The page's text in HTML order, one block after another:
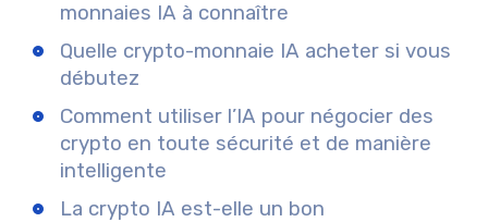
monnaies IA à connaître
Quelle crypto-monnaie IA acheter si vous
débutez
Comment utiliser l’IA pour négocier des
crypto en toute sécurité et de manière
intelligente
La crypto IA est-elle un bon